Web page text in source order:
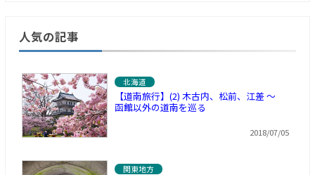
人気の記事
北海道
【道南旅行】(2) 木古内、松前、江差 ～
函館以外の道南を巡る
2018/07/05
関東地方